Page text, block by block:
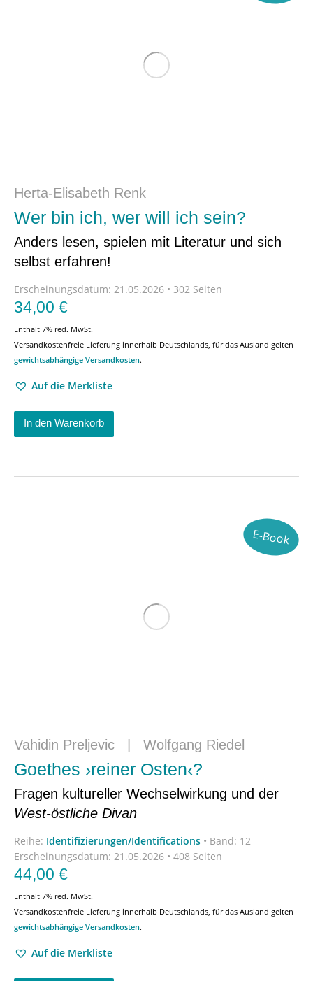
Herta-Elisabeth Renk
Wer bin ich, wer will ich sein?
Anders lesen, spielen mit Literatur und sich
selbst erfahren!
Erscheinungsdatum: 21.05.2026 • 302 Seiten
34,00 €
Enthält 7% red. MwSt.
Versandkostenfreie Lieferung innerhalb Deutschlands, für das Ausland gelten
gewichtsabhängige Versandkosten.
Auf die Merkliste
In den Warenkorb
E-Book
Vahidin Preljevic Wolfgang Riedel
Goethes ›reiner Osten‹?
Fragen kultureller Wechselwirkung und der
West-östliche Divan
Reihe: Identifizierungen/Identifications • Band: 12
Erscheinungsdatum: 21.05.2026 • 408 Seiten
44,00 €
Enthält 7% red. MwSt.
Versandkostenfreie Lieferung innerhalb Deutschlands, für das Ausland gelten
gewichtsabhängige Versandkosten.
Auf die Merkliste